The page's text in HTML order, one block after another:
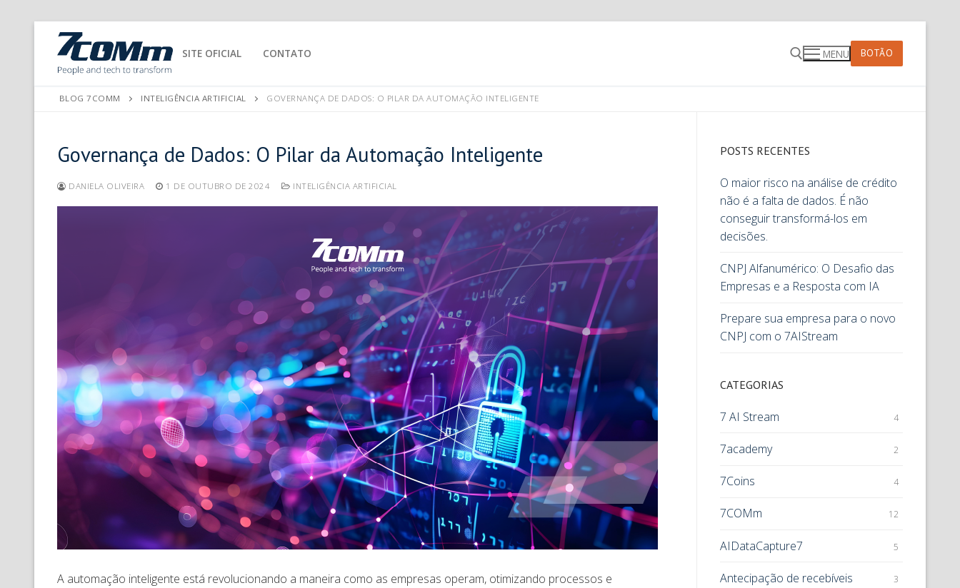
SITE OFICIAL CONTATO MENU BOTÃO
BLOG 7COMM INTELIGÊNCIA ARTIFICIAL GOVERNANÇA DE DADOS: O PILAR DA AUTOMAÇÃO INTELIGENTE
Governança de Dados: O Pilar da Automação Inteligente
DANIELA OLIVEIRA 1 DE OUTUBRO DE 2024 INTELIGÊNCIA ARTIFICIAL
A automação inteligente está revolucionando a maneira como as empresas operam, otimizando processos e
POSTS RECENTES
O maior risco na análise de crédito
não é a falta de dados. É não
conseguir transformá-los em
decisões.
CNPJ Alfanumérico: O Desafio das
Empresas e a Resposta com IA
Prepare sua empresa para o novo
CNPJ com o 7AIStream
CATEGORIAS
7 AI Stream 4
7academy 2
7Coins 4
7COMm 12
AIDataCapture7 5
Antecipação de recebíveis 3